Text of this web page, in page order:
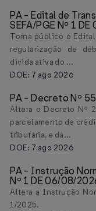
PA - Edital de
SEFA/PGE Nº 1
Torna público o
regularização de
dívida ativa do ...
DOE: 7 ago 2026
PA - Decreto Nº
Altera o Decreto Nº
parcelamento de
tributária, e dá...
DOE: 7 ago 2026
PA - Instrução
Nº 1 DE 06/08/
Altera a Instrução
1/2025.